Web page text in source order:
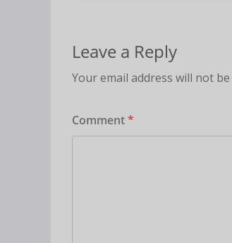
Leave a Reply
Your email address will not
Comment*